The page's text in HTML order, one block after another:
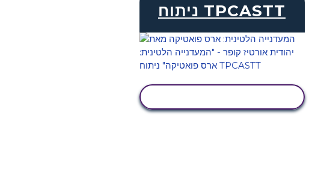
ניתוח TPCASTT